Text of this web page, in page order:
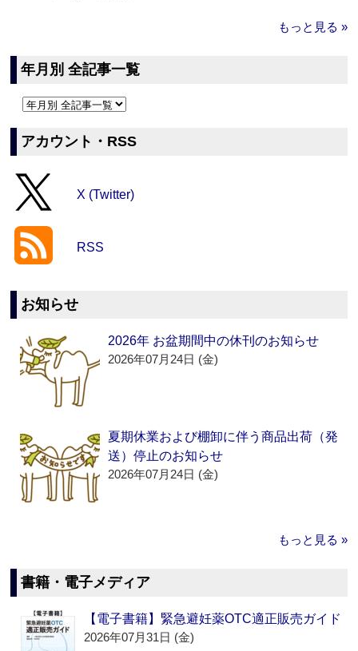
もっと見る »
年月別 全記事一覧
アカウント・RSS
X (Twitter)
RSS
お知らせ
2026年 お盆期間中の休刊のお知らせ
2026年07月24日 (金)
夏期休業および棚卸に伴う商品出荷（発
送）停止のお知らせ
2026年07月24日 (金)
もっと見る »
書籍・電子メディア
【電子書籍】緊急避妊薬OTC適正販売ガイド
2026年07月31日 (金)